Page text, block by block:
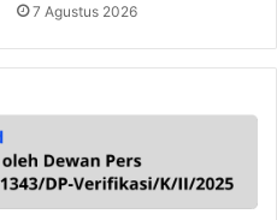
7 Agustus 2026